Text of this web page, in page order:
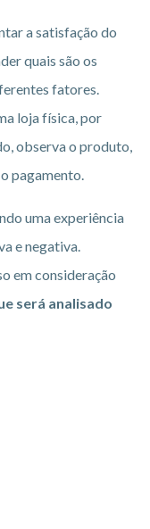
a satisfação do
quais são os
fatores.
loja física, por
observa o produto,
pagamento.
uma experiência
e negativa.
em consideração
será analisado